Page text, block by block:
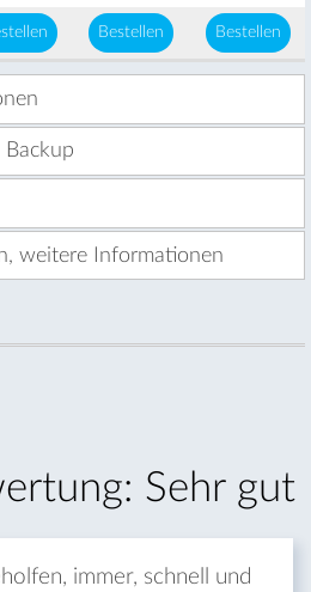
Bes­tellen Bes­tellen
Backup
weitere Informationen
Sehr gut
immer, schnell und